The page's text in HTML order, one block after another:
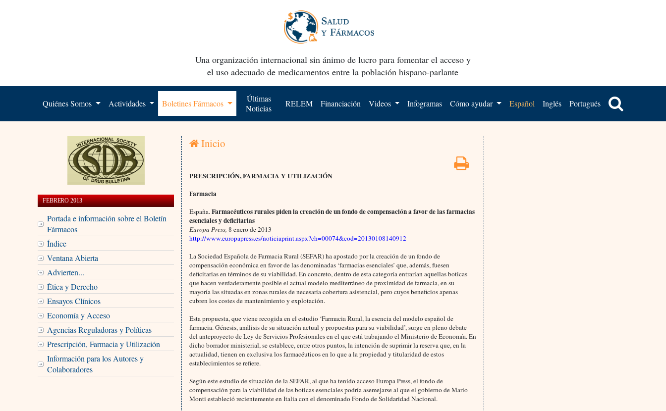
Una organización internacional sin ánimo de lucro para fomentar el acceso y
el uso adecuado de medicamentos entre la población hispano-parlante
Quiénes Somos Actividades Boletines Fármacos
Últimas
Noticias
RELEM Financiación Videos Infogramas Cómo ayudar Español Inglés Portugués
FEBRERO 2013
Portada e información sobre el Boletín
Fármacos
Índice
Ventana Abierta
Advierten...
Ética y Derecho
Ensayos Clínicos
Economía y Acceso
Agencias Reguladoras y Políticas
Prescripción, Farmacia y Utilización
Información para los Autores y
Colaboradores
Inicio
PRESCRIPCIÓN, FARMACIA Y UTILIZACIÓN
Farmacia
España.Farmacéuticos rurales piden la creación de un fondo de compensación a favor de las farmacias
esenciales y deficitarias
Europa Press,8 enero de 2013
http://www.europapress.es/noticiaprint.aspx?ch=00074&cod=20130108140912
La Sociedad Española de Farmacia Rural (SEFAR) ha apostado por la creación de un fondo de
compensación económica en favor de las denominadas ‘farmacias esenciales’ que, además, fuesen
deficitarias en términos de su viabilidad. En concreto, dentro de esta categoría entrarían aquellas boticas
que hacen verdaderamente posible el actual modelo mediterráneo de proximidad de farmacia, en su
mayoría las situadas en zonas rurales de necesaria cobertura asistencial, pero cuyos beneficios apenas
cubren los costes de mantenimiento y explotación.
Esta propuesta, que viene recogida en el estudio ‘Farmacia Rural, la esencia del modelo español de
farmacia. Génesis, análisis de su situación actual y propuestas para su viabilidad’, surge en pleno debate
del anteproyecto de Ley de Servicios Profesionales en el que está trabajando el Ministerio de Economía. En
dicho borrador ministerial, se establece, entre otros puntos, la intención de suprimir la reserva que, en la
actualidad, tienen en exclusiva los farmacéuticos en lo que a la propiedad y titularidad de estos
establecimientos se refiere.
Según este estudio de situación de la SEFAR, al que ha tenido acceso Europa Press, el fondo de
compensación para la viabilidad de las boticas esenciales podría asemejarse al que el gobierno de Mario
Monti estableció recientemente en Italia con el denominado Fondo de Solidaridad Nacional.